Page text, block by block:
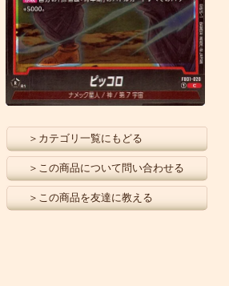
＞カテゴリ一覧にもどる
＞この商品について問い合わせる
＞この商品を友達に教える